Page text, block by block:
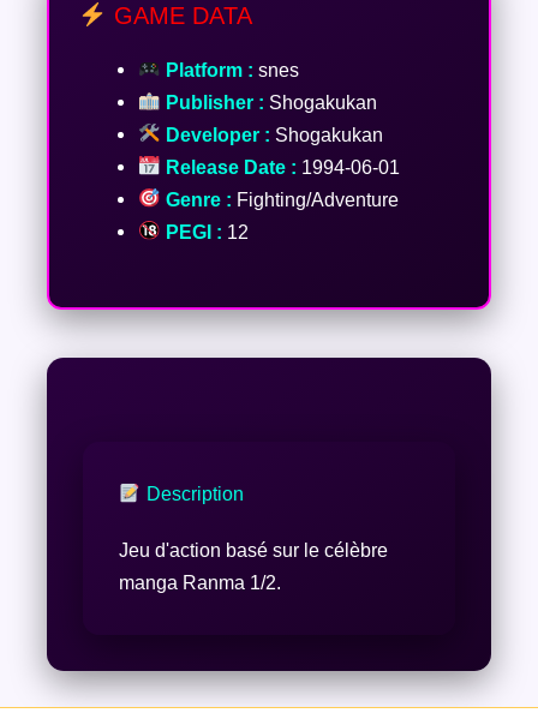
GAME DATA
Platform : snes
Publisher : Shogakukan
Developer : Shogakukan
Release Date : 1994-06-01
Genre : Fighting/Adventure
PEGI : 12
Description
Jeu d'action basé sur le célèbre
manga Ranma 1/2.